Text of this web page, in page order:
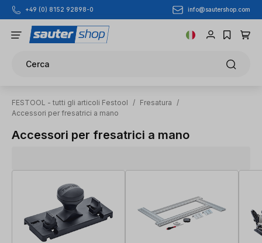
Passa al contenuto principale
+49 (0) 8152 92898-0 info@sautershop.com
Cerca
FESTOOL - tutti gli articoli Festool / Fresatura
/
Accessori per fresatrici a mano
Accessori per fresatrici a mano